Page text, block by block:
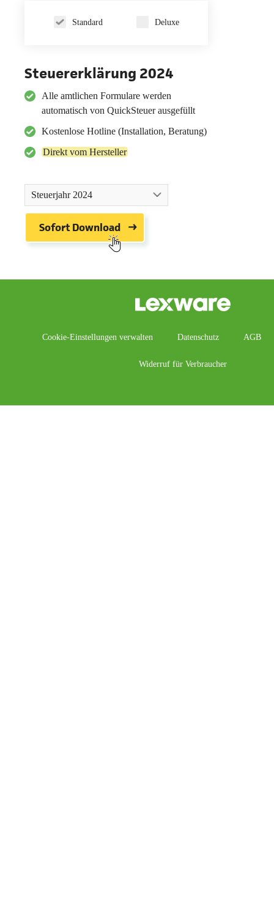
Standard Deluxe
Steuererklärung 2024
Alle amtlichen Formulare werden
automatisch von QuickSteuer ausgefüllt
Kostenlose Hotline (Installation, Beratung)
Direkt vom Hersteller
Steuerjahr 2024
Sofort Download
Cookie-Einstellungen verwalten Datenschutz AGB
Widerruf für Verbraucher